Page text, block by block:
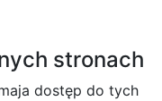
stronach
dostęp do tych